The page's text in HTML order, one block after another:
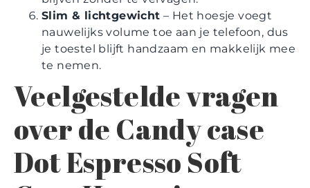
Slim & lichtgewicht – Het hoesje voegt
nauwelijks volume toe aan je telefoon, dus
je toestel blijft handzaam en makkelijk mee
te nemen.
Veelgestelde vragen
over de Candy case
Dot Espresso Soft